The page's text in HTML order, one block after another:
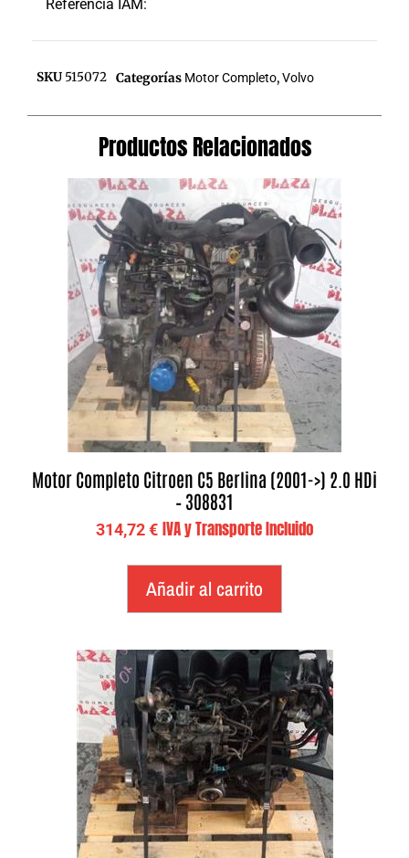
Referencia IAM:
SKU 515072 Categorías Motor Completo,Volvo
Productos Relacionados
Motor Completo Citroen C5 Berlina (2001->) 2.0 HDi
– 308831
314,72€ IVA y Transporte Incluido
Añadir al carrito